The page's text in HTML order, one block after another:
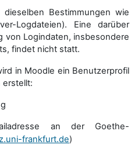
Bestimmungen wie
Logdateien). Eine darüber
von Logindaten, insbesondere
findet nicht statt.
in Moodle ein Benutzerprofil
erstellt:
an der Goethe-
frankfurt.de)